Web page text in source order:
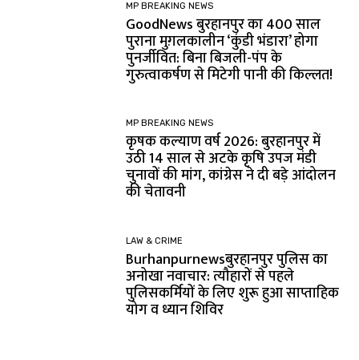
MP BREAKING NEWS
GoodNews बुरहानपुर का 400 साल
पुराना मुग़लकालीन ‘कुंडी भंडारा’ होगा
पुनर्जीवित: बिना बिजली-पंप के
गुरुत्वाकर्षण से मिटेगी पानी की किल्लत!
MP BREAKING NEWS
कृषक कल्याण वर्ष 2026: बुरहानपुर में
उठी 14 साल से अटके कृषि उपज मंडी
चुनावों की मांग, कांग्रेस ने दी बड़े आंदोलन
की चेतावनी
LAW & CRIME
Burhanpurnewsबुरहानपुर पुलिस का
अनोखा नवाचार: त्यौहारों से पहले
पुलिसकर्मियों के लिए शुरू हुआ साप्ताहिक
योग व ध्यान शिविर